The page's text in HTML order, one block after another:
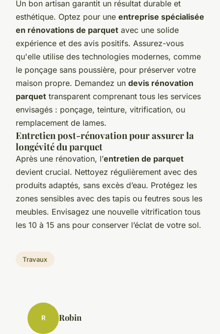
Un bon artisan garantit un résultat durable et
esthétique. Optez pour une entreprise spécialisée
en rénovations de parquet avec une solide
expérience et des avis positifs. Assurez-vous
qu'elle utilise des technologies modernes, comme
le ponçage sans poussière, pour préserver votre
maison propre. Demandez un devis rénovation
parquet transparent comprenant tous les services
envisagés : ponçage, teinture, vitrification, ou
remplacement de lames.
Entretien post-rénovation pour assurer la
longévité du parquet
Après une rénovation, l’entretien de parquet
devient crucial. Nettoyez régulièrement avec des
produits adaptés, sans excès d’eau. Protégez les
zones sensibles avec des tapis ou feutres sous les
meubles. Envisagez une nouvelle vitrification tous
les 10 à 15 ans pour conserver l’éclat de votre sol.
Travaux
R Robin